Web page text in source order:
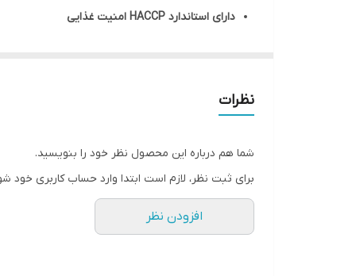
نوع خوراک
دارای استاندارد HACCP امنیت غذایی
حاوی ویتامین D3 / E
حاوی گلوکزآمین / تائورین / منگنز / روی / مس و ید
نظرات
شما هم درباره این محصول نظر خود را بنویسید.
برای ثبت نظر، لازم است ابتدا وارد حساب کاربری خود
افزودن نظر